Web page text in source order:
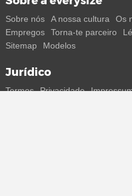
Sobre nós A nossa cultura Os
Empregos
Torna-te parceiro
Sitemap
Modelos
Jurídico
Termos Privacidade